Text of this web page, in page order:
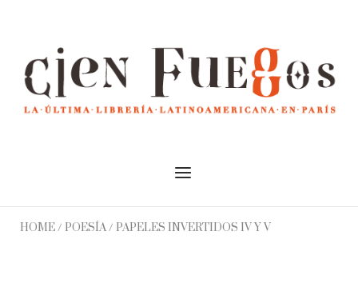
Menu
HOME/ POESÍA/ PAPELES INVERTIDOS IV Y V